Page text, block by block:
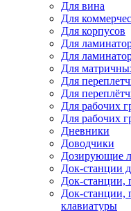
Для вина
Для
Для корпусов
Для
Для
Для
Для
Для
Для рабочих
Для рабочих
Дневники
Доводчики
Дозирующие
Док-станции
Док-станции,
Док-станции,
клавиатуры